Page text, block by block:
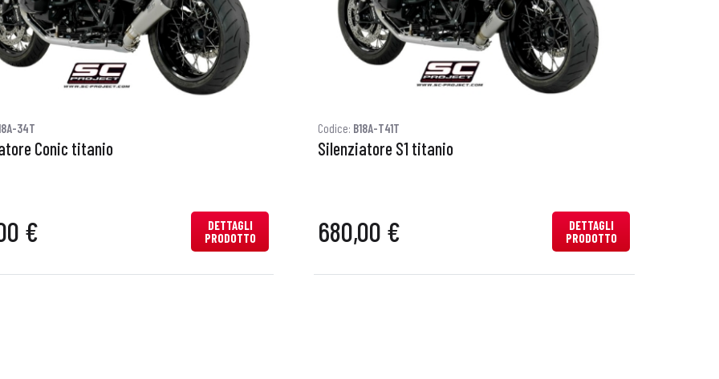
34T
Conic titanio
€
DETTAGLI
PRODOTTO
Codice: B18A-T41T
Silenziatore S1 titanio
680,00 €
DETTAGLI
PRODOTTO